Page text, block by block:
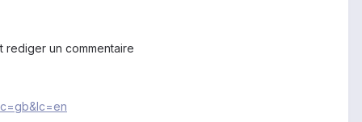
un commentaire